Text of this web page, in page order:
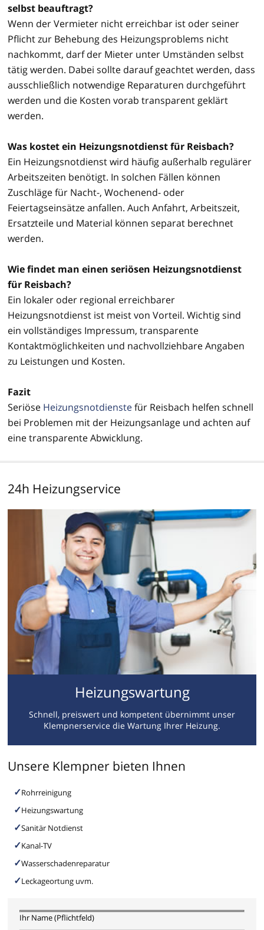
selbst beauftragt?
Wenn der Vermieter nicht erreichbar ist oder seiner
Pflicht zur Behebung des Heizungsproblems nicht
nachkommt, darf der Mieter unter Umständen selbst
tätig werden. Dabei sollte darauf geachtet werden, dass
ausschließlich notwendige Reparaturen durchgeführt
werden und die Kosten vorab transparent geklärt
werden.
Was kostet ein Heizungsnotdienst für Reisbach?
Ein Heizungsnotdienst wird häufig außerhalb regulärer
Arbeitszeiten benötigt. In solchen Fällen können
Zuschläge für Nacht-, Wochenend- oder
Feiertagseinsätze anfallen. Auch Anfahrt, Arbeitszeit,
Ersatzteile und Material können separat berechnet
werden.
Wie findet man einen seriösen Heizungsnotdienst
für Reisbach?
Ein lokaler oder regional erreichbarer
Heizungsnotdienst ist meist von Vorteil. Wichtig sind
ein vollständiges Impressum, transparente
Kontaktmöglichkeiten und nachvollziehbare Angaben
zu Leistungen und Kosten.
Fazit
Seriöse Heizungsnotdienstefür Reisbach helfen schnell
bei Problemen mit der Heizungsanlage und achten auf
eine transparente Abwicklung.
24h Heizungservice
Heizungswartung
Schnell, preiswert und kompetent übernimmt unser
Klempnerservice die Wartung Ihrer Heizung.
Unsere Klempner bieten Ihnen
Rohrreinigung
Heizungswartung
Sanitär Notdienst
Kanal-TV
Wasserschadenreparatur
Leckageortung uvm.
Ihr Name (Pflichtfeld)